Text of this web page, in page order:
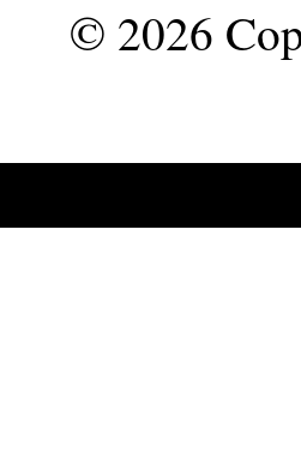
© 2026